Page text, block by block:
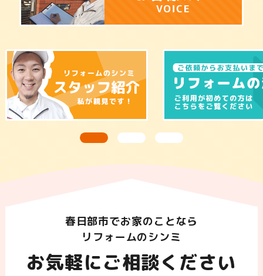
春日部市でお家のことなら
リフォームのシンミ
お気軽にご相談ください